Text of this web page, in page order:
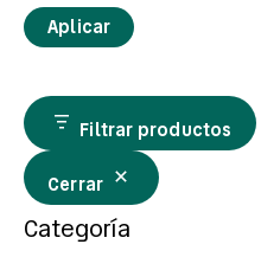
Aplicar
Filtrar productos
Cerrar
Categoría